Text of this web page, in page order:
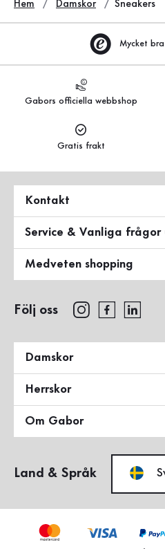
Hem Damskor Sneakers
Mycket
Gabors officiella webbshop
Gratis frakt
Kontakt
Service & Vanliga frågor
Medveten shopping
Följ oss
Damskor
Herrskor
Om Gabor
Land & Språk